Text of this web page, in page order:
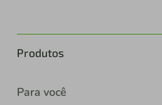
Produtos
Para você